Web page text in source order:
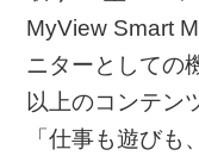
MyView Smart
ニターとしての
以上のコンテン
「仕事も遊びも